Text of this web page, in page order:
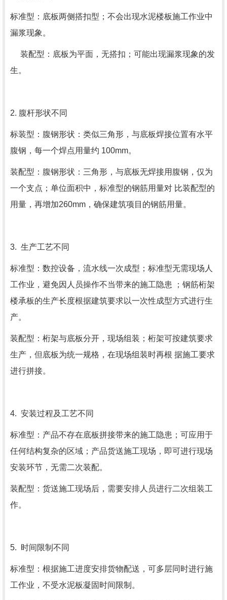
标准型：底板两侧搭扣型；不会出现水泥楼板施工作业中
漏浆现象。
装配型：底板为平面，无搭扣；可能出现漏浆现象的发
生。
2. 腹杆形状不同
标装型：腹钢形状：类似三角形，与底板焊接位置有水平
腹钢，每一个焊点用量约 100mm。
装配型：腹钢形状：三角形，与底板无焊接用腹钢，仅为
一个支点；单位面积中，标准型的钢筋用量对 比装配型的
用量，再增加260mm，确保建筑项目的钢筋用量。
3. 生产工艺不同
标准型：数控设备，流水线一次成型；标准型无需现场人
工作业，避免因人员操作不当带来的施工隐患 ；钢筋桁架
楼承板的生产长度根据建筑要求以一次性成型方式进行生
产。
装配型：桁架与底板分开，现场组装；桁架可按建筑要求
生产，但底板为统一规格，在现场组装时再根 据施工要求
进行拼接。
4. 安装过程及工艺不同
标准型：产品不存在底板拼接带来的施工隐患；可应用于
任何结构复杂的区域；产品货送施工现场，即可进行现场
安装环节，无需二次装配。
装配型：货送施工现场后，需要安排人员进行二次组装工
作。
5. 时间限制不同
标准型：根据施工进度安排货物配送，可多层同时进行施
工作业，不受水泥板凝固时间限制。